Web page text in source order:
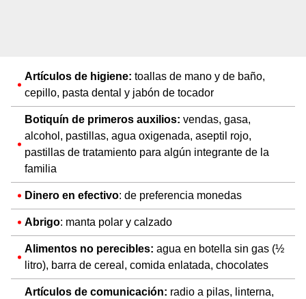
Artículos de higiene: toallas de mano y de baño,
cepillo, pasta dental y jabón de tocador
Botiquín de primeros auxilios: vendas, gasa,
alcohol, pastillas, agua oxigenada, aseptil rojo,
pastillas de tratamiento para algún integrante de la
familia
Dinero en efectivo: de preferencia monedas
Abrigo: manta polar y calzado
Alimentos no perecibles: agua en botella sin gas (½
litro), barra de cereal, comida enlatada, chocolates
Artículos de comunicación: radio a pilas, linterna,